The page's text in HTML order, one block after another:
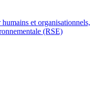
et organisationnels,
(RSE)